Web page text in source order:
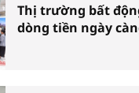
Thị trường bất
dòng tiền ngày